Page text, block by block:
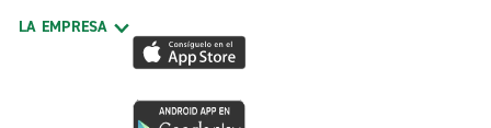
LA EMPRESA